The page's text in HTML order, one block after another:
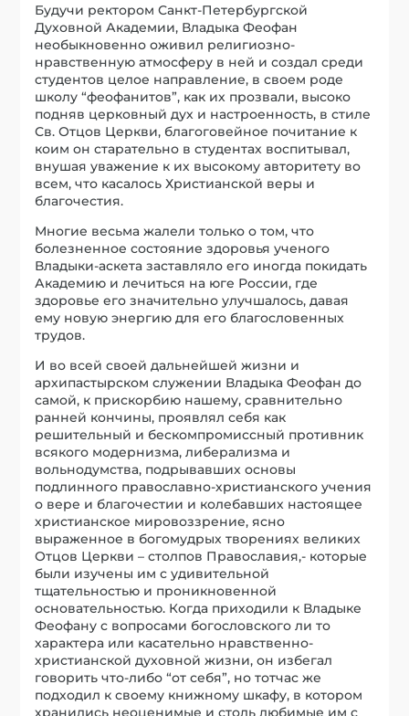
Будучи ректором Санкт-Петербургской
Духовной Академии, Владыка Феофан
необыкновенно оживил религиозно-
нравственную атмосферу в ней и создал среди
студентов целое направление, в своем роде
школу “феофанитов”, как их прозвали, высоко
подняв церковный дух и настроенность, в стиле
Св. Отцов Церкви, благоговейное почитание к
коим он старательно в студентах воспитывал,
внушая уважение к их высокому авторитету во
всем, что касалось Христианской веры и
благочестия.
Многие весьма жалели только о том, что
болезненное состояние здоровья ученого
Владыки-аскета заставляло его иногда покидать
Академию и лечиться на юге России, где
здоровье его значительно улучшалось, давая
ему новую энергию для его благословенных
трудов.
И во всей своей дальнейшей жизни и
архипастырском служении Владыка Феофан до
самой, к прискорбию нашему, сравнительно
ранней кончины, проявлял себя как
решительный и бескомпромиссный противник
всякого модернизма, либерализма и
вольнодумства, подрывавших основы
подлинного православно-христианского учения
о вере и благочестии и колебавших настоящее
христианское мировоззрение, ясно
выраженное в богомудрых творениях великих
Отцов Церкви – столпов Православия,- которые
были изучены им с удивительной
тщательностью и проникновенной
основательностью. Когда приходили к Владыке
Феофану с вопросами богословского ли то
характера или касательно нравственно-
христианской духовной жизни, он избегал
говорить что-либо “от себя”, но тотчас же
подходил к своему книжному шкафу, в котором
хранились неоценимые и столь любимые им с